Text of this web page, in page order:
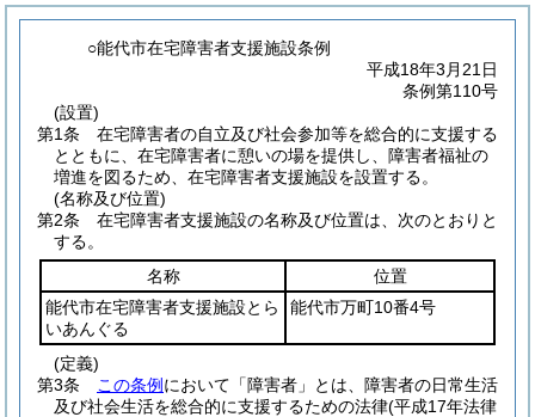
○能代市在宅障害者支援施設条例
平成18年3月21日
条例第110号
(設置)
第1条
在宅障害者の自立及び社会参加等を総合的に支援する
とともに、在宅障害者に憩いの場を提供し、障害者福祉の
増進を図るため、在宅障害者支援施設を設置する。
(名称及び位置)
第2条
在宅障害者支援施設の名称及び位置は、次のとおりと
する。
名称
位置
能代市在宅障害者支援施設とら
いあんぐる
能代市万町10番4号
(定義)
第3条
この条例 において「障害者」とは、障害者の日常生活
及び社会生活を総合的に支援するための法律(平成17年法律